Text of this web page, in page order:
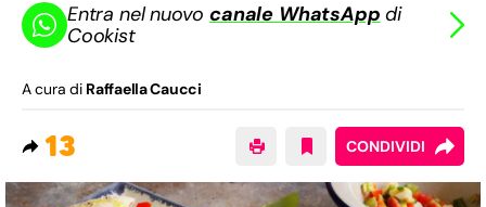
Entra nel nuovocanale WhatsApp di
Cookist
A cura di Raffaella Caucci
13 CONDIVIDI